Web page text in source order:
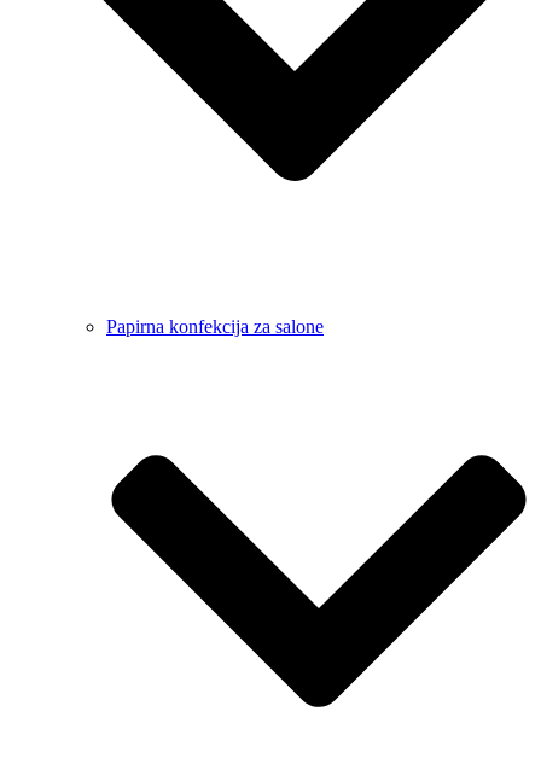
Papirna konfekcija za salone